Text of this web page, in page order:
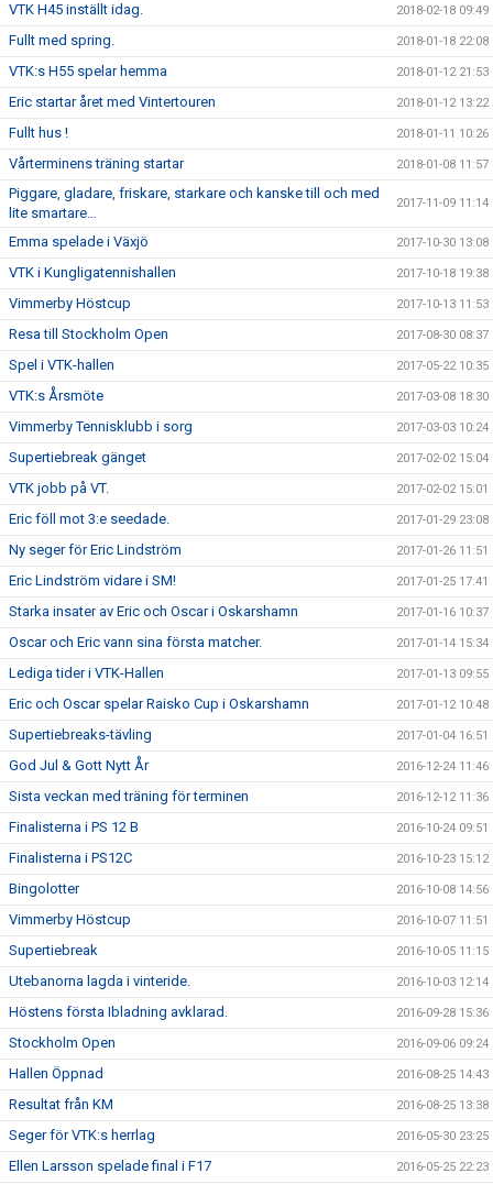
VTK H45 inställt idag. 2018-02-18 09:49
Fullt med spring. 2018-01-18 22:08
VTK:s H55 spelar hemma 2018-01-12 21:53
Eric startar året med Vintertouren 2018-01-12 13:22
Fullt hus ! 2018-01-11 10:26
Vårterminens träning startar 2018-01-08 11:57
Piggare, gladare, friskare, starkare och kanske till och med
lite smartare…
2017-11-09 11:14
Emma spelade i Växjö 2017-10-30 13:08
VTK i Kungligatennishallen 2017-10-18 19:38
Vimmerby Höstcup 2017-10-13 11:53
Resa till Stockholm Open 2017-08-30 08:37
Spel i VTK-hallen 2017-05-22 10:35
VTK:s Årsmöte 2017-03-08 18:30
Vimmerby Tennisklubb i sorg 2017-03-03 10:24
Supertiebreak gänget 2017-02-02 15:04
VTK jobb på VT. 2017-02-02 15:01
Eric föll mot 3:e seedade. 2017-01-29 23:08
Ny seger för Eric Lindström 2017-01-26 11:51
Eric Lindström vidare i SM! 2017-01-25 17:41
Starka insater av Eric och Oscar i Oskarshamn 2017-01-16 10:37
Oscar och Eric vann sina första matcher. 2017-01-14 15:34
Lediga tider i VTK-Hallen 2017-01-13 09:55
Eric och Oscar spelar Raisko Cup i Oskarshamn 2017-01-12 10:48
Supertiebreaks-tävling 2017-01-04 16:51
God Jul & Gott Nytt År 2016-12-24 11:46
Sista veckan med träning för terminen 2016-12-12 11:36
Finalisterna i PS 12 B 2016-10-24 09:51
Finalisterna i PS12C 2016-10-23 15:12
Bingolotter 2016-10-08 14:56
Vimmerby Höstcup 2016-10-07 11:51
Supertiebreak 2016-10-05 11:15
Utebanorna lagda i vinteride. 2016-10-03 12:14
Höstens första Ibladning avklarad. 2016-09-28 15:36
Stockholm Open 2016-09-06 09:24
Hallen Öppnad 2016-08-25 14:43
Resultat från KM 2016-08-25 13:38
Seger för VTK:s herrlag 2016-05-30 23:25
Ellen Larsson spelade final i F17 2016-05-25 22:23